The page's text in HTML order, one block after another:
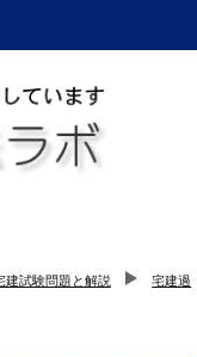
試験問題と解説 宅建過